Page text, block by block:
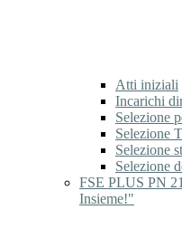
Atti iniziali
Incarichi
Selezione
Selezione
Selezione
Selezione
FSE PLUS PN
Insieme!"